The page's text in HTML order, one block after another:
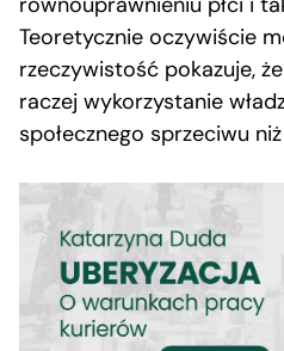
Teoretycznie oczywiście
rzeczywistość pokazuje,
raczej wykorzystanie
społecznego sprzeciwu